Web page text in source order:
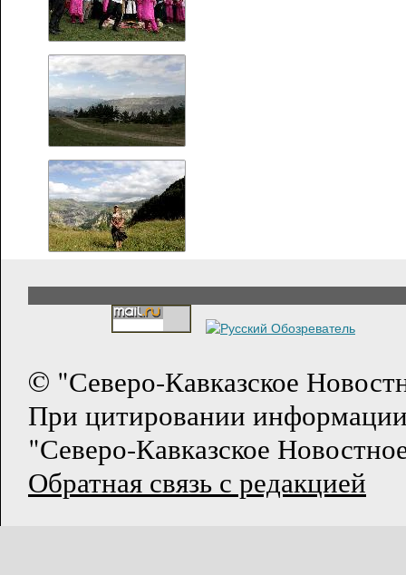
© "Северо-Кавказское
При цитировании
"Северо-Кавказское
Обратная связь с редакцией